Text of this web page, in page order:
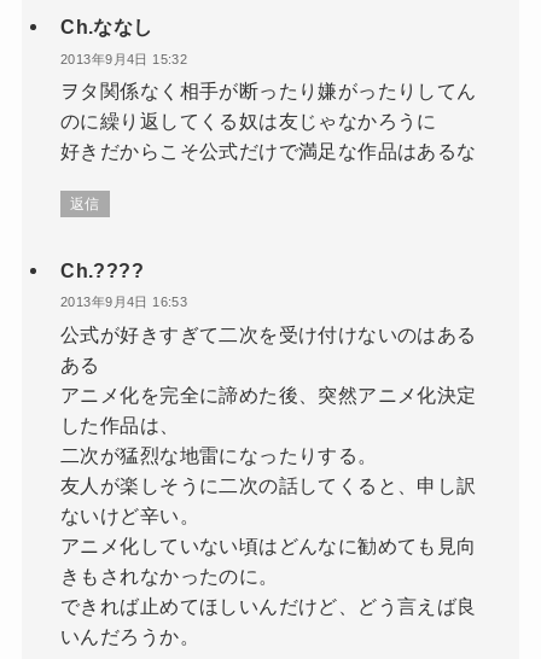
Ch.ななし
2013年9月4日 15:32
ヲタ関係なく相手が断ったり嫌がったりしてん
のに繰り返してくる奴は友じゃなかろうに
好きだからこそ公式だけで満足な作品はあるな
返信
Ch.????
2013年9月4日 16:53
公式が好きすぎて二次を受け付けないのはある
ある
アニメ化を完全に諦めた後、突然アニメ化決定
した作品は、
二次が猛烈な地雷になったりする。
友人が楽しそうに二次の話してくると、申し訳
ないけど辛い。
アニメ化していない頃はどんなに勧めても見向
きもされなかったのに。
できれば止めてほしいんだけど、どう言えば良
いんだろうか。